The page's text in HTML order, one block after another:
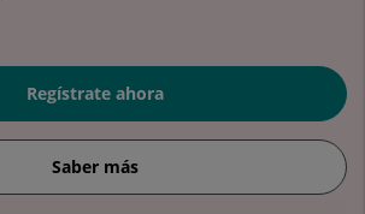
Regístrate ahora
Saber más